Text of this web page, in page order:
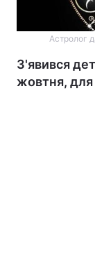
Астролог
З'явився
жовтня, для